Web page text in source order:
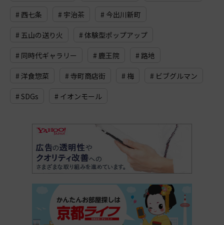
# 西七条 # 宇治茶 # 今出川新町
# 五山の送り火 # 体験型ポップアップ
# 同時代ギャラリー # 鹿王院 # 路地
# 洋食惣菜 # 寺町商店街 # 梅 # ビブグルマン
# SDGs # イオンモール